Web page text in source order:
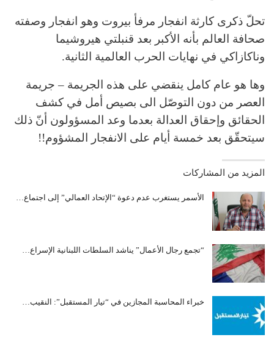
تحلّ ذكرى كارثة انفجار مرفأ بيروت وهو انفجار وصفته
صحافة العالم بأنه الأكبر بعد قنبلتي هيروشيما
وناكازاكي في نهايات الحرب العالمية الثانية.
وها هو عام كامل ينقضي على هذه الجريمة – جريمة
العصر من دون التوصّل الى بصيص أمل في كشف
الحقائق وإحقاق العدالة بعدما وعد المسؤولون أنّ ذلك
سيتحقّق بعد خمسة أيام على الانفجار المشؤوم!!
المزيد من المشاركات
الأسمر يستغرب عدم دعوة “الإتحاد العمالي” إلى اجتماع…
“تجمع رجال الأعمال” يناشد السلطات اللبنانية الإسراع…
خبراء المحاسبة المجازين في “تيار المستقبل”: النقيب…